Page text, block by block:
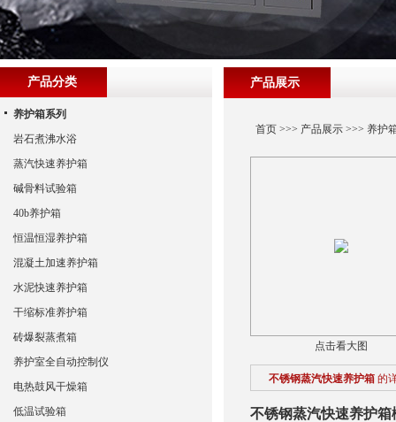
产品展示
首页>>> 产品展示>>> 养护
点击看大图
不锈钢蒸汽快速养护箱 的
不锈钢蒸汽快速养护箱
产品分类
养护箱系列
岩石煮沸水浴
蒸汽快速养护箱
碱骨料试验箱
40b养护箱
恒温恒湿养护箱
混凝土加速养护箱
水泥快速养护箱
干缩标准养护箱
砖爆裂蒸煮箱
养护室全自动控制仪
电热鼓风干燥箱
低温试验箱